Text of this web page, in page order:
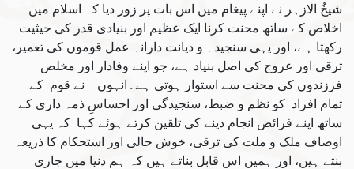
شیخُ الازہر نے اپنے پیغام میں اس بات پر زور دیا کہ اسلام میں
اخلاص کے ساتھ محنت کرنا ایک عظیم اور بنیادی قدر کی حیثیت
رکھتا ہے، اور یہی سنجیدہ و دیانت دارانہ عمل قوموں کی تعمیر،
ترقی اور عروج کی اصل بنیاد ہے، جو اپنے وفادار اور مخلص
فرزندوں کی محنت سے استوار ہوتی ہے۔انہوں نے قوم کے
تمام افراد کو نظم و ضبط، سنجیدگی اور احساسِ ذمہ داری کے
ساتھ اپنے فرائض انجام دینے کی تلقین کرتے ہوئے کہا کہ یہی
اوصاف ملک و ملت کی ترقی، خوش حالی اور استحکام کا ذریعہ
بنتے ہیں، اور ہمیں اس قابل بناتے ہیں کہ ہم دنیا میں جاری